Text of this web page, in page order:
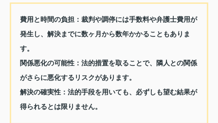
費用と時間の負担： 裁判や調停には手数料や弁護士費用が
発生し、解決までに数ヶ月から数年かかることもありま
す。
関係悪化の可能性： 法的措置を取ることで、隣人との関係
がさらに悪化するリスクがあります。
解決の確実性： 法的手段を用いても、必ずしも望む結果が
得られるとは限りません。